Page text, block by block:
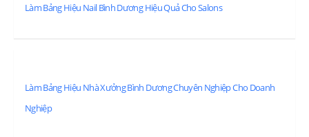
Làm Bảng Hiệu Nail Bình Dương Hiệu Quả Cho Salons
Làm Bảng Hiệu Nhà Xưởng Bình Dương Chuyên Nghiệp Cho Doanh
Nghiệp